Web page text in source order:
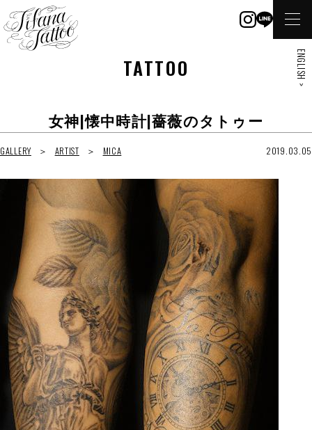
TATTOO
女神|懐中時計|薔薇のタトゥー
GALLERY ARTIST MICA 2019.03.05
ENGLISH >